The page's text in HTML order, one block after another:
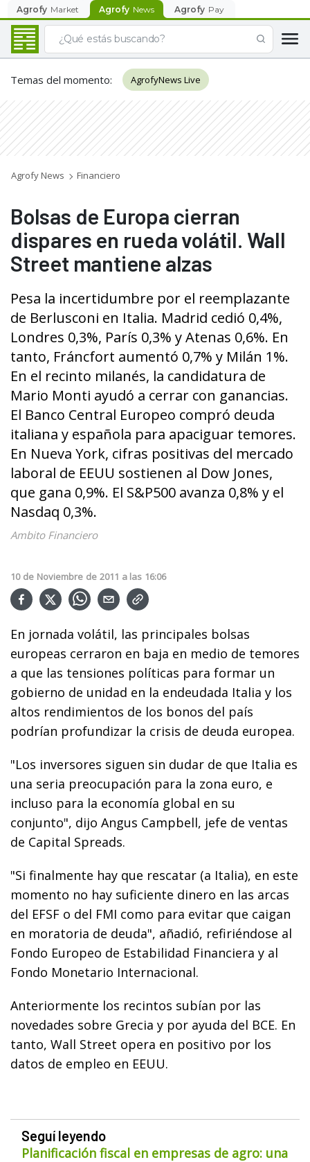
Agrofy Market Agrofy News Agrofy Pay
Temas del momento: AgrofyNews Live
Agrofy News Financiero
Bolsas de Europa cierran
dispares en rueda volátil. Wall
Street mantiene alzas
Pesa la incertidumbre por el reemplazante
de Berlusconi en Italia. Madrid cedió 0,4%,
Londres 0,3%, París 0,3% y Atenas 0,6%. En
tanto, Fráncfort aumentó 0,7% y Milán 1%.
En el recinto milanés, la candidatura de
Mario Monti ayudó a cerrar con ganancias.
El Banco Central Europeo compró deuda
italiana y española para apaciguar temores.
En Nueva York, cifras positivas del mercado
laboral de EEUU sostienen al Dow Jones,
que gana 0,9%. El S&P500 avanza 0,8% y el
Nasdaq 0,3%.
Ambito Financiero
10 de Noviembre de 2011 a las 16:06
En jornada volátil, las principales bolsas
europeas cerraron en baja en medio de temores
a que las tensiones políticas para formar un
gobierno de unidad en la endeudada Italia y los
altos rendimientos de los bonos del país
podrían profundizar la crisis de deuda europea.
"Los inversores siguen sin dudar de que Italia es
una seria preocupación para la zona euro, e
incluso para la economía global en su
conjunto", dijo Angus Campbell, jefe de ventas
de Capital Spreads.
"Si finalmente hay que rescatar (a Italia), en este
momento no hay suficiente dinero en las arcas
del EFSF o del FMI como para evitar que caigan
en moratoria de deuda", añadió, refiriéndose al
Fondo Europeo de Estabilidad Financiera y al
Fondo Monetario Internacional.
Anteriormente los recintos subían por las
novedades sobre Grecia y por ayuda del BCE. En
tanto, Wall Street opera en positivo por los
datos de empleo en EEUU.
Seguí leyendo
Planificación fiscal en empresas de agro: una